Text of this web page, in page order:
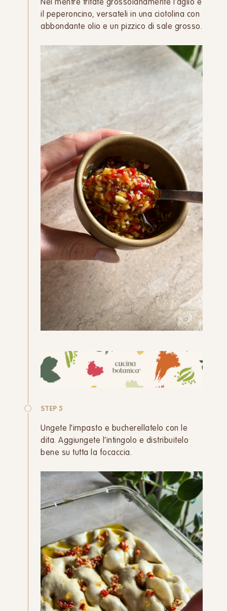
Nel mentre tritate grossolanamente l’aglio e
il peperoncino, versateli in una ciotolina con
abbondante olio e un pizzico di sale grosso.
STEP 5
Ungete l'impasto e bucherellatelo con le
dita. Aggiungete l’intingolo e distribuitelo
bene su tutta la focaccia.